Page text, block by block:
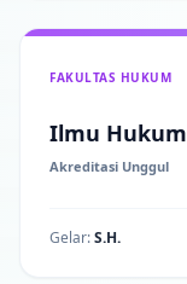
FAKULTAS HUKUM
Ilmu Hukum
Akreditasi Unggul
Gelar:S.H.